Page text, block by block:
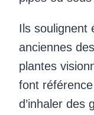
Ils soulignent
anciennes
plantes
font
d’inhaler des